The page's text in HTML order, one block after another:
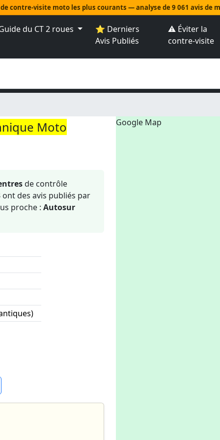
contre-visite moto les plus courants — analyse de 9 061 avis de
du CT 2 roues
⭐ Derniers
Avis Publiés
⚠️ Éviter la
contre-visite
Moto
de contrôle
ont des avis publiés par
proche : Autosur
Google Map